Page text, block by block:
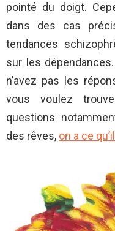
pointé du doigt.
dans des cas
tendances
sur les
n’avez pas les
vous voulez
questions
des rêves, on a ce